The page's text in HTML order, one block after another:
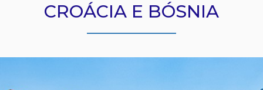
CROÁCIA E BÓSNIA